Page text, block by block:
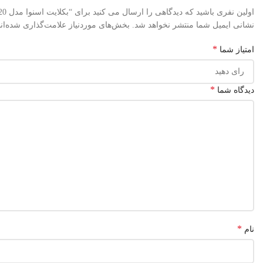
اولین نفری باشید که دیدگاهی را ارسال می کنید برای “بکلایت اسنوا مدل 39S220”
نشانی ایمیل شما منتشر نخواهد شد. بخش‌های موردنیاز علامت‌گذاری
امتیاز شما *
دیدگاه شما *
نام *